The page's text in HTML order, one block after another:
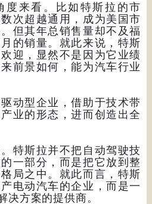
度来看。比如特斯拉的市
次超越通用，成为美国市
但其年总销售量却不及福
的销量。就此来说，特斯
迎，显然不是因为它业绩
前景如何，能为汽车行业
动型企业，借助于技术带
业的形态，进而创造出全
特斯拉并不把自动驾驶技
一部分，而是把它放到整
局之中。就此而言，特斯
电动汽车的企业，而是一
决方案的提供商。